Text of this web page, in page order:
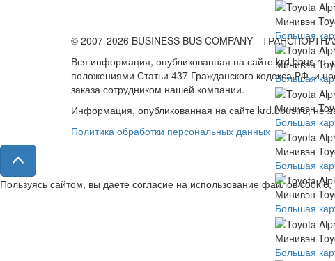
Минивэн
Большая
Минивэн
Большая
Минивэн
Большая
Минивэн
Большая
Минивэн
Большая
Минивэн
Большая
© 2007-2026 BUSINESS BUS COMPANY -
Вся информация, опубликованная на сайте krd.bbus.ru,
положениями Статьи 437 Гражданского кодекса РФ, и
заказа сотрудником нашей компании.
Информация, опубликованная на сайте krd.bbus.ru, не
Политика обработки персональных данных
Пользуясь сайтом, вы даете согласие на использование файлов